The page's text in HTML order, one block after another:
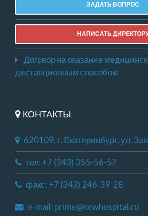
ЗАДАТЬ ВОПРОС
НАПИСАТЬ
Договор на оказание
дистанционным способом
КОНТАКТЫ
620109, г. Екатеринбург, ул.
тел: +7 (343) 355-56-57
факс: +7 (343) 246-39-28
e-mail: prime@newhospital.ru